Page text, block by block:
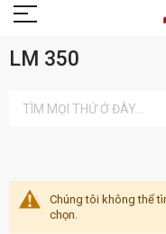
LM 350
Chúng tôi không thể
chọn.